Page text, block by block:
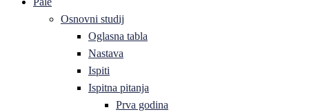
Osnovni studij
Oglasna tabla
Nastava
Ispiti
Ispitna pitanja
Prva godina